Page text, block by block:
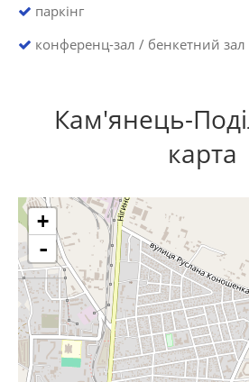
паркінг
конференц-зал / бенкетний зал
Кам'янець-
карта
+
-